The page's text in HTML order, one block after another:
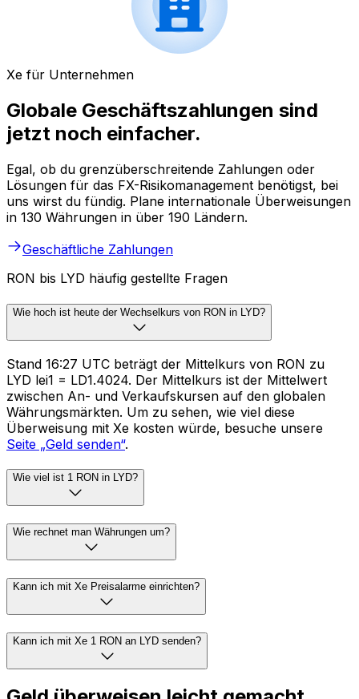
Xe für Unternehmen
Globale Geschäftszahlungen sind
jetzt noch einfacher.
Egal, ob du grenzüberschreitende Zahlungen oder
Lösungen für das FX-Risikomanagement benötigst, bei
uns wirst du fündig. Plane internationale Überweisungen
in 130 Währungen in über 190 Ländern.
Geschäftliche Zahlungen
RON bis LYD häufig gestellte Fragen
Wie hoch ist heute der Wechselkurs von RON in LYD?
Stand 16:27 UTC beträgt der Mittelkurs von RON zu
LYD lei1 = LD1.4024. Der Mittelkurs ist der Mittelwert
zwischen An- und Verkaufskursen auf den globalen
Währungsmärkten. Um zu sehen, wie viel diese
Überweisung mit Xe kosten würde, besuche unsere
Seite „Geld senden“.
Wie viel ist 1 RON in LYD?
Wie rechnet man Währungen um?
Kann ich mit Xe Preisalarme einrichten?
Kann ich mit Xe 1 RON an LYD senden?